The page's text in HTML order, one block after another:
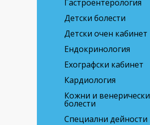
Гастроентерология
Детски болести
Детски очен кабинет
Ендокринология
Ехографски кабинет
Кардиология
Кожни и венерически
болести
Специални дейности